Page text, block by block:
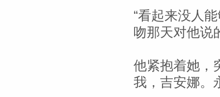
“看起来没人
吻那天对他说
他紧抱着她，
我，吉安娜。